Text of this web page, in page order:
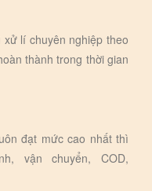
lí chuyên nghiệp theo
thành trong thời gian
đạt mức cao nhất thì
vận chuyển, COD,